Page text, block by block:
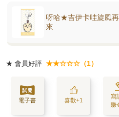
呀哈★吉伊卡哇旋風
來
★ 會員好評 ★★☆☆☆（1）
電子書 喜歡+1
寫
賺